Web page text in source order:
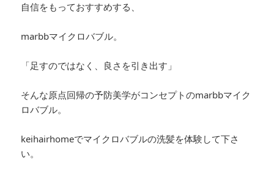
自信をもっておすすめする、
marbbマイクロバブル。
「足すのではなく、良さを引き出す」
そんな原点回帰の予防美学がコンセプトのmarbbマイク
ロバブル。
keihairhomeでマイクロバブルの洗髪を体験して下さ
い。